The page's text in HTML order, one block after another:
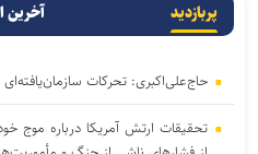
پربازدید آخرین
حاج‌علی‌اکبری: تحرکات
تحقیقات ارتش آمریکا درباره موج